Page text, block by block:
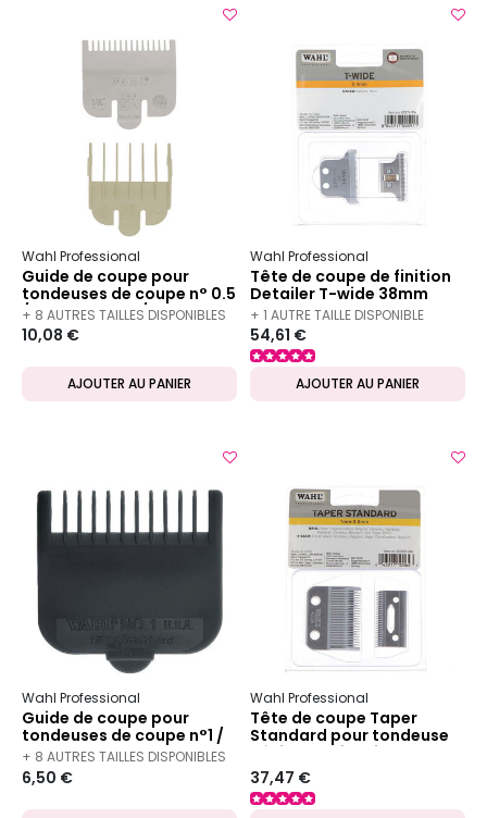
Wahl Professional
Guide de coupe pour
tondeuses de coupe n° 0.5
/ 1.5mm + n°1.5 / 4.5mm
+ 8 AUTRES TAILLES DISPONIBLES
10,08 €
AJOUTER AU PANIER
Wahl Professional
Tête de coupe de finition
Detailer T-wide 38mm
+ 1 AUTRE TAILLE DISPONIBLE
54,61 €
AJOUTER AU PANIER
Wahl Professional
Guide de coupe pour
tondeuses de coupe n°1 /
3mm
+ 8 AUTRES TAILLES DISPONIBLES
6,50 €
Wahl Professional
Tête de coupe Taper
Standard pour tondeuse
Sénior Magic Clip et Super
Taper
37,47 €